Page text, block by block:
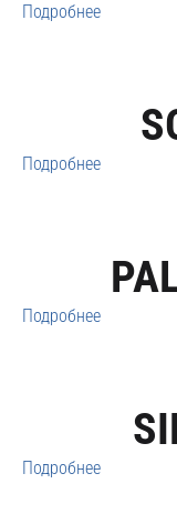
Подробнее
Подробнее
Подробнее
Подробнее